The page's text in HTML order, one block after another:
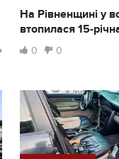
На Рівненщині у
втопилася 15-
0 0